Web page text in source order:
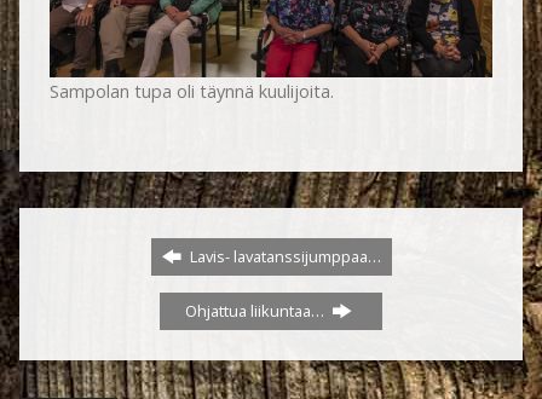
Sampolan tupa oli täynnä kuulijoita.
Lavis- lavatanssijumppaa…
Ohjattua liikuntaa…